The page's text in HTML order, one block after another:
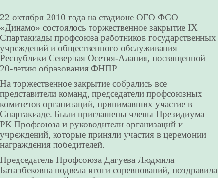
22 октября 2010 года на стадионе ОГО ФСО
«Динамо» состоялось торжественное закрытие IX
Спартакиады профсоюза работников государственных
учреждений и общественного обслуживания
Республики Северная Осетия-Алания, посвященной
20-летию образования ФНПР.
На торжественное закрытие собрались все
представители команд, председатели профсоюзных
комитетов организаций, принимавших участие в
Спартакиаде. Были приглашены члены Президиума
РК Профсоюза и руководители организаций и
учреждений, которые приняли участия в церемонии
награждения победителей.
Председатель Профсоюза Дагуева Людмила
Батарбековна подвела итоги соревнований, поздравила